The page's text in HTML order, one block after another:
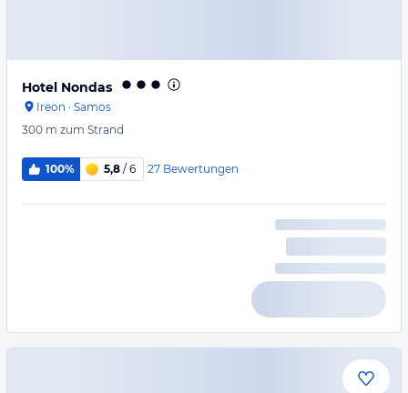
Hotel Nondas
Ireon · Samos
300 m zum Strand
100% 5,8 / 6 27 Bewertungen